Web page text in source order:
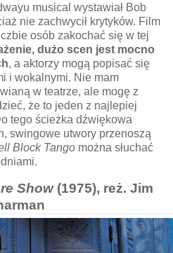
musical wystawiał Bob
nie zachwycił krytyków. Film
osób zakochać się w tej
dużo scen jest mocno
, a aktorzy mogą popisać się
i wokalnymi. Nie mam
w teatrze, ale mogę z
że to jeden z najlepiej
tego ścieżka dźwiękowa
swingowe utwory przenoszą
Block Tango można słuchać
Show(1975), reż. Jim